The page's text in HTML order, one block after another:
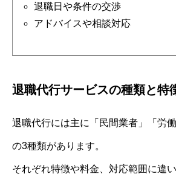
退職日や条件の交渉
アドバイスや相談対応
退職代行サービスの種類と特
退職代行には主に「民間業者」「労
の3種類があります。
それぞれ特徴や料金、対応範囲に違い